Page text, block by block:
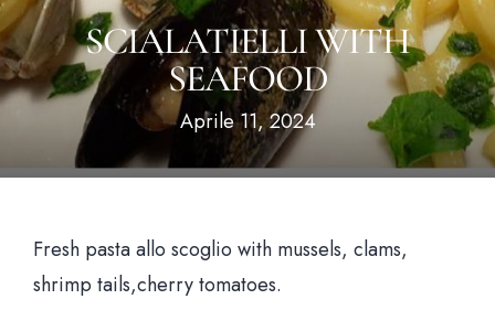
SCIALATIELLI WITH
SEAFOOD
Aprile 11, 2024
Fresh pasta allo scoglio with mussels, clams,
shrimp tails,cherry tomatoes.
Il
Il
News &
Prenota un